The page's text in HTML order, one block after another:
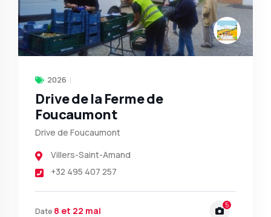
2026
Drive de la Ferme de
Foucaumont
Drive de Foucaumont
Villers-Saint-Amand
+32 495 407 257
Date 8 et 22 mai 5